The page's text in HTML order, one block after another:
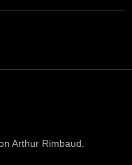
Arthur Rimbaud.